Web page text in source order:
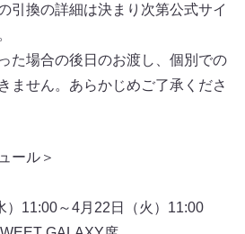
引換の詳細は決まり次第公式サイ
た場合の後日のお渡し、個別での
ません。あらかじめご了承くださ
ール＞
）11:00～4月22日（火）11:00